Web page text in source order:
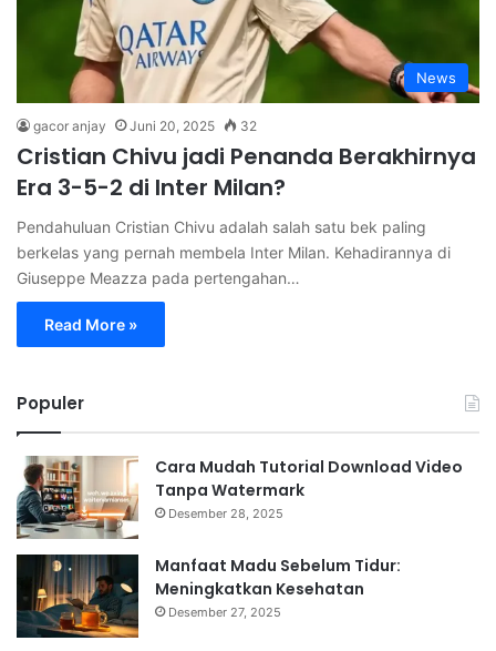
News
gacor anjay Juni 20, 2025 32
Cristian Chivu jadi Penanda Berakhirnya
Era 3-5-2 di Inter Milan?
Pendahuluan Cristian Chivu adalah salah satu bek paling
berkelas yang pernah membela Inter Milan. Kehadirannya di
Giuseppe Meazza pada pertengahan…
Read More »
Populer
Cara Mudah Tutorial Download Video
Tanpa Watermark
Desember 28, 2025
Manfaat Madu Sebelum Tidur:
Meningkatkan Kesehatan
Desember 27, 2025